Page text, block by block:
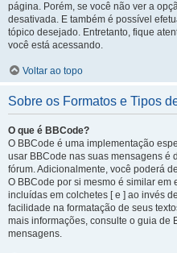
página. Porém, se você não ver a
desativada. E também é possível
tópico desejado. Entretanto, fique
você está acessando.
Voltar ao topo
Sobre os Formatos e Tipos
O que é BBCode?
O BBCode é uma implementação
usar BBCode nas suas mensagens é
fórum. Adicionalmente, você poderá
O BBCode por si mesmo é similar em
incluídas em colchetes [ e ] ao invés
facilidade na formatação de seus
mais informações, consulte o guia de
mensagens.